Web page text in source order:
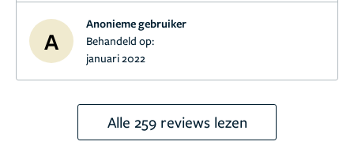
A
Anonieme gebruiker
Behandeld op:
januari 2022
Alle 259 reviews lezen